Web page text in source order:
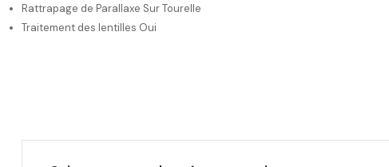
Rattrapage de Parallaxe Sur Tourelle
Traitement des lentilles Oui